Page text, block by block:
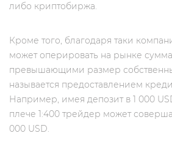
либо криптобиржа.
Кроме того, благодаря таки
может оперировать на рынке
превышающими размер
называется предоставлением
Например, имея депозит в 1 000
плече 1:400 трейдер может
000 USD.